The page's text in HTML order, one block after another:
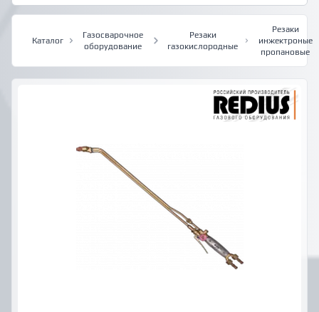
Каталог
Газосварочное
оборудование
Резаки
газокислородные
Резаки
инжектроные
пропановые